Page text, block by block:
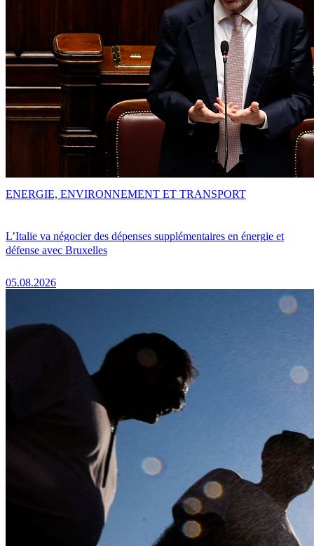
L’Italie va négocier des dépenses supplémentaires en énergie et
défense avec Bruxelles
05.08.2026
ENERGIE, ENVIRONNEMENT ET TRANSPORT